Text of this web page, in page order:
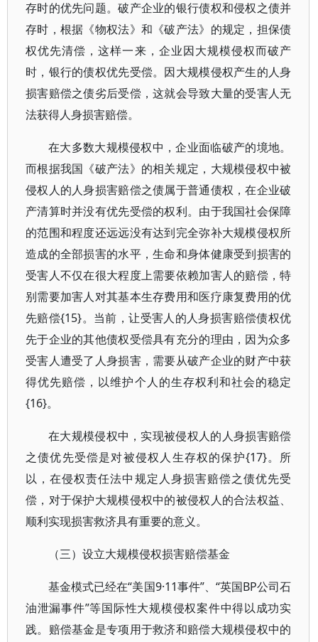
存时的优先问题。破产企业的银行债权和侵权之债并
存时，根据《物权法》和《破产法》的规定，担保债
权优先清偿，这样一来，企业因大规模侵权而破产
时，银行的债权优先受偿。因大规模侵权产生的人身
损害赔偿之债劣后受偿，这就会导致大量的受害人无
法获得人身损害赔偿。
在大多数大规模侵权中，企业面临破产的境地。
而根据我国《破产法》的相关规定，大规模侵权中被
侵权人的人身损害赔偿之债属于普通债权，在企业破
产清算时并没有优先受偿的权利。由于我国社会保障
的范围和程度还远远没有达到完全弥补大规模侵权所
造成的全部损害的水平，生命和身体健康受到损害的
受害人不仅在很大程度上需要依赖加害人的赔偿，特
别需要加害人对其基本生存费用和医疗康复费用的优
先赔偿{15}。当前，让受害人的人身损害赔偿债权优
先于企业的其他债权受偿具有充分的理由，因为众多
受害人遭受了人身损害，需要从破产企业的财产中获
得优先赔偿，以维护个人的生存权利和社会的稳定
{16}。
在大规模侵权中，实现被侵权人的人身损害赔偿
之债优先受偿是对被侵权人生存权的保护{17}。所
以，在侵权责任法中规定人身损害赔偿之债优先受
偿，对于保护大规模侵权中的被侵权人的合法权益、
顺利实现损害救济具有重要的意义。
（三）设立大规模侵权损害赔偿基金
基金模式已经在“美国9·11事件”、“英国BP公司石
油泄漏事件”等国际性大规模侵权案件中得以成功实
践。赔偿基金是专项用于救济和赔偿大规模侵权中的